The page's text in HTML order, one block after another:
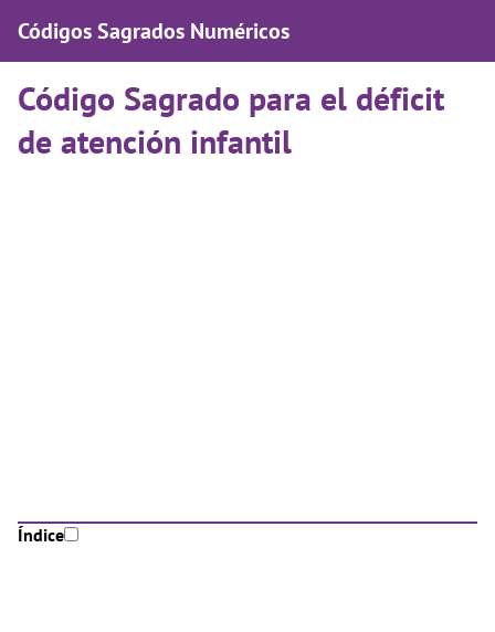
Códigos Sagrados Numéricos
Código Sagrado para el déficit
de atención infantil
Índice